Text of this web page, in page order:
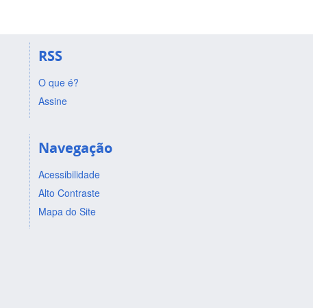
RSS
O que é?
Assine
Navegação
Acessibilidade
Alto Contraste
Mapa do Site